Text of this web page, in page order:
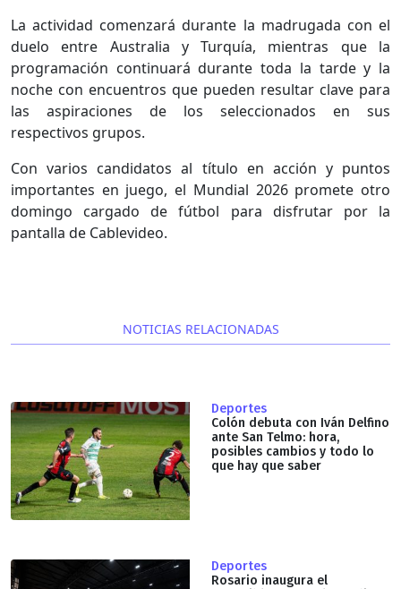
La actividad comenzará durante la madrugada con el
duelo entre Australia y Turquía, mientras que la
programación continuará durante toda la tarde y la
noche con encuentros que pueden resultar clave para
las aspiraciones de los seleccionados en sus
respectivos grupos.
Con varios candidatos al título en acción y puntos
importantes en juego, el Mundial 2026 promete otro
domingo cargado de fútbol para disfrutar por la
pantalla de Cablevideo.
NOTICIAS RELACIONADAS
Deportes
Colón debuta con Iván Delfino
ante San Telmo: hora,
posibles cambios y todo lo
que hay que saber
Deportes
Rosario inaugura el